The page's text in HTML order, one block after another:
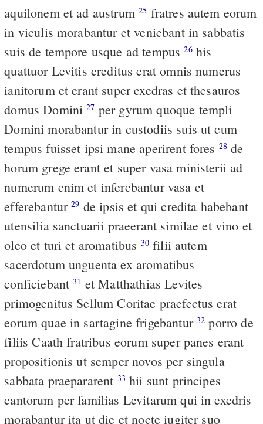
aquilonem et ad austrum25
in viculis morabantur et veniebant in sabbatis
suis de tempore usque ad tempus26his
quattuor Levitis creditus erat omnis numerus
ianitorum et erant super exedras et thesauros
domus Domini27
Domini morabantur in custodiis suis ut cum
tempus fuisset ipsi mane aperirent fores 28 de
horum grege erant et super vasa ministerii ad
numerum enim et inferebantur vasa et
efferebantur29
utensilia sanctuarii praeerant similae et vino et
oleo et turi et aromatibus 30filii autem
sacerdotum unguenta ex aromatibus
conficiebant31
primogenitus Sellum Coritae praefectus erat
eorum quae in sartagine frigebantur 32 porro de
filiis Caath fratribus eorum super panes erant
propositionis ut semper novos per singula
sabbata praepararent 33 hii sunt principes
cantorum per familias Levitarum qui in exedris
morabantur ita ut die et nocte iugiter suo